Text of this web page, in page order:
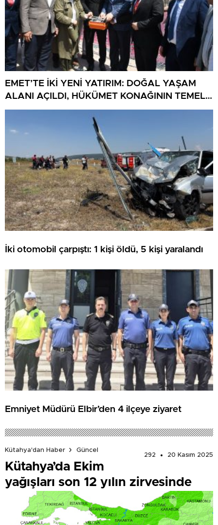
EMET’TE İKİ YENİ YATIRIM: DOĞAL YAŞAM
ALANI AÇILDI, HÜKÜMET KONAĞININ TEMELİ
ATILDI
İki otomobil çarpıştı: 1 kişi öldü, 5 kişi yaralandı
Emniyet Müdürü Elbir’den 4 ilçeye ziyaret
Kütahya'dan Haber
Güncel
292
20 Kasım 2025
Kütahya’da Ekim
yağışları son 12 yılın zirvesinde